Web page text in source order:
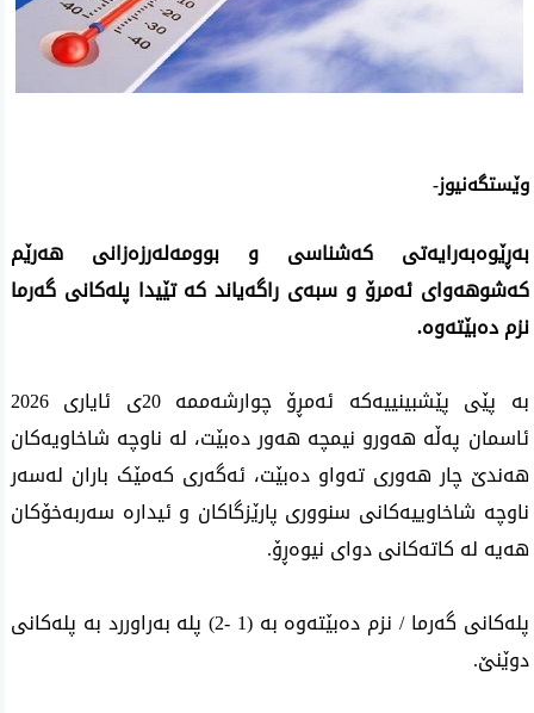
وێستگەنیوز-
بەڕێوەبەرایەتی کەشناسی و بوومەلەرزەزانی هەرێم
کەشوهەوای ئەمرۆ و سبەی راگەیاند کە تێیدا پلەکانی گەرما
نزم دەبێتەوە.
بە پێی پێشبینییەکە ئەمڕۆ چوارشەممە 20ی ئایاری 2026
ئاسمان پەڵە هەورو نیمچە هەور دەبێت، لە ناوچە شاخاویەکان
هەندێ چار هەوری تەواو دەبێت، ئەگەری کەمێک باران لەسەر
ناوچە شاخاوییەکانی سنووری پارێزگاکان و ئیدارە سەربەخۆکان
هەیە لە کاتەکانی دوای نیوەڕۆ.
پلەکانی گەرما / نزم دەبێتەوە بە (1 -2) پلە بەراوررد بە پلەکانی
دوێنێ.